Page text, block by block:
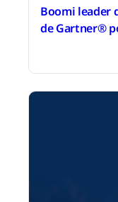
Boomi leader
de Gartner®
18 mars 2026